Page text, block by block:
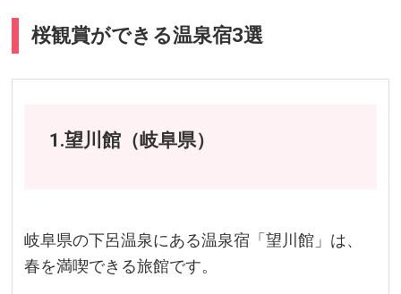
桜観賞ができる温泉宿3選
1.望川館（岐阜県）
岐阜県の下呂温泉にある温泉宿「望川館」は、
春を満喫できる旅館です。